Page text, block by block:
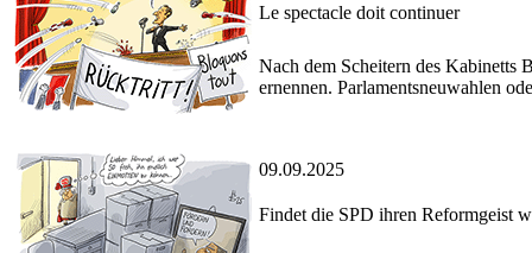
Le spectacle doit continuer
Nach dem Scheitern des Kabinetts
ernennen. Parlamentsneuwahlen
09.09.2025
Findet die SPD ihren Reformgeist